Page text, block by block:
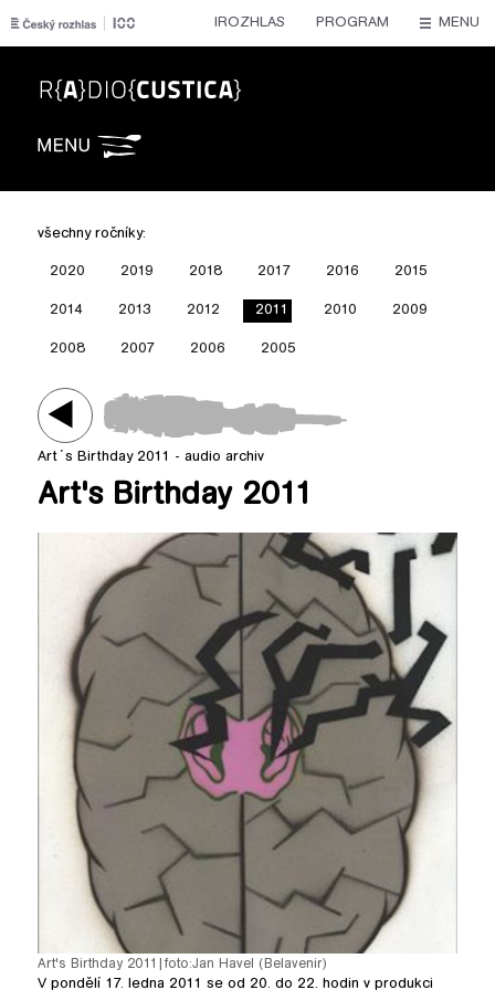
IROZHLAS PROGRAM MENU
všechny ročníky:
2020 2019 2018 2017 2016 2015
2014 2013 2012 2011 2010 2009
2008 2007 2006 2005
pause
Art´s Birthday 2011 - audio archiv
Art's Birthday 2011
Art's Birthday 2011 foto:Jan Havel (Belavenir)
V pondělí 17. ledna 2011 se od 20. do 22. hodin v produkci